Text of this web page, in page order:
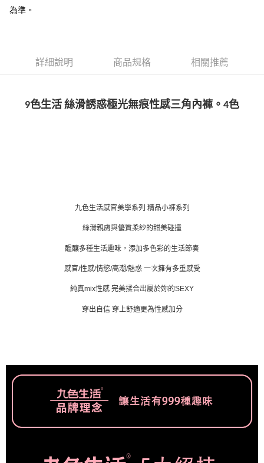
為準。
詳細說明 商品規格 相關推薦
9色生活 絲滑誘惑極光無痕性感三角內褲。4色
九色生活感官美學系列 精品小褲系列
絲滑親膚與優質柔紗的甜美碰撞
醞釀多種生活趣味，添加多色彩的生活節奏
感官/性感/情慾/高潮/魅惑 一次擁有多重感受
純真mix性感 完美揉合出屬於妳的SEXY
穿出自信 穿上舒適更為性感加分